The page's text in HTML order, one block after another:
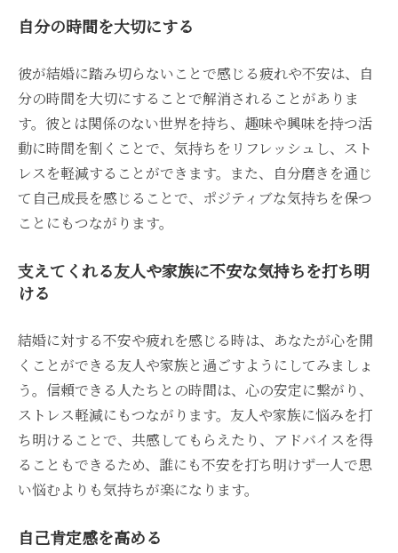
自分の時間を大切にする
彼が結婚に踏み切らないことで感じる疲れや不安は、自
分の時間を大切にすることで解消されることがありま
す。彼とは関係のない世界を持ち、趣味や興味を持つ活
動に時間を割くことで、気持ちをリフレッシュし、スト
レスを軽減することができます。また、自分磨きを通じ
て自己成長を感じることで、ポジティブな気持ちを保つ
ことにもつながります。
支えてくれる友人や家族に不安な気持ちを打ち明
ける
結婚に対する不安や疲れを感じる時は、あなたが心を開
くことができる友人や家族と過ごすようにしてみましょ
う。信頼できる人たちとの時間は、心の安定に繋がり、
ストレス軽減にもつながります。友人や家族に悩みを打
ち明けることで、共感してもらえたり、アドバイスを得
ることもできるため、誰にも不安を打ち明けず一人で思
い悩むよりも気持ちが楽になります。
自己肯定感を高める